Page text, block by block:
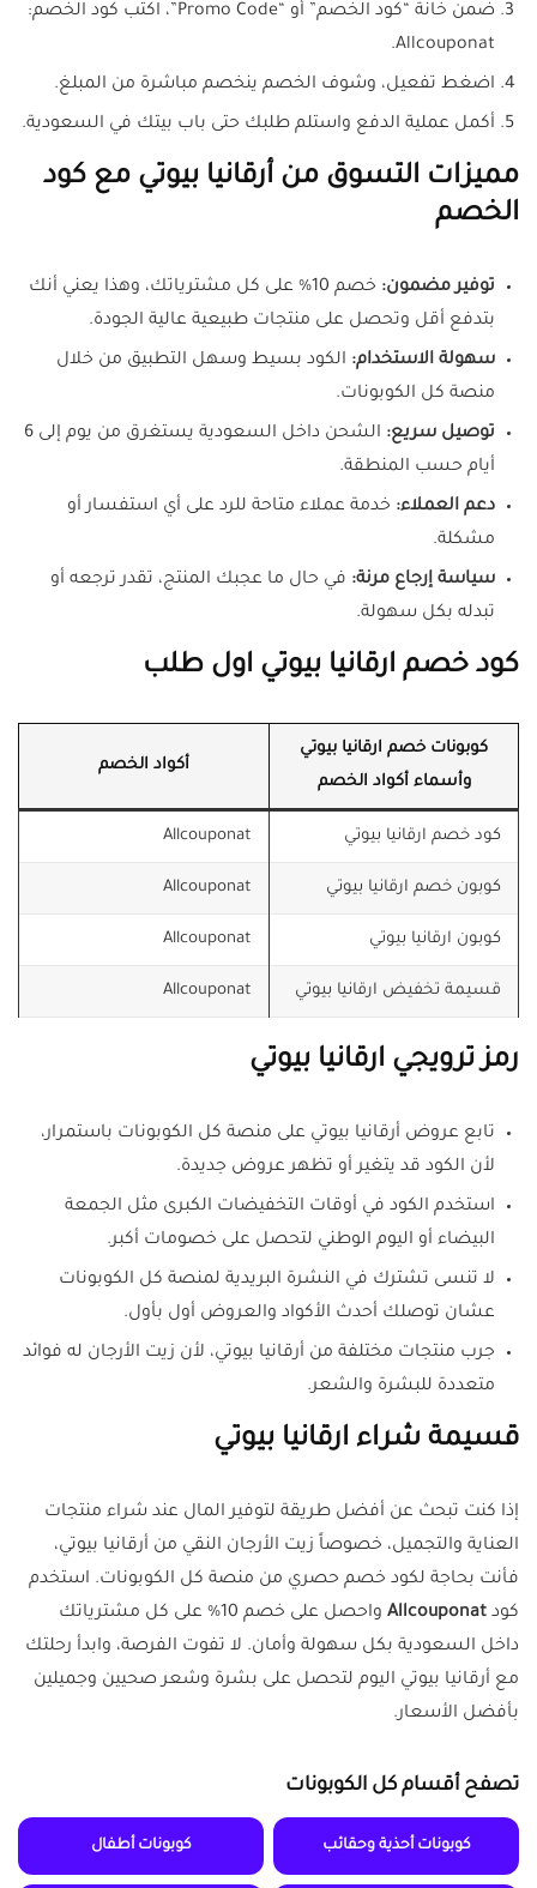
ضمن خانة “كود الخصم” أو “Promo Code”، اكتب كود الخصم:
Allcouponat.
اضغط تفعيل، وشوف الخصم ينخصم مباشرة من المبلغ.
أكمل عملية الدفع واستلم طلبك حتى باب بيتك في السعودية.
مميزات التسوق من أرقانيا بيوتي مع كود
الخصم
توفير مضمون:
خصم 10% على كل مشترياتك، وهذا يعني أنك
بتدفع أقل وتحصل على منتجات طبيعية عالية الجودة.
سهولة الاستخدام: الكود بسيط وسهل التطبيق من خلال
منصة كل الكوبونات.
توصيل سريع:
الشحن داخل السعودية يستغرق من يوم إلى 6
أيام حسب المنطقة.
دعم العملاء: خدمة عملاء متاحة للرد على أي استفسار أو
مشكلة.
سياسة إرجاع مرنة: في حال ما عجبك المنتج، تقدر ترجعه أو
تبدله بكل سهولة.
كود خصم ارقانيا بيوتي اول طلب
كوبونات خصم ارقانيا بيوتي
وأسماء أكواد الخصم
أكواد الخصم
كود خصم ارقانيا بيوتي Allcouponat
كوبون خصم ارقانيا بيوتي Allcouponat
كوبون ارقانيا بيوتي Allcouponat
قسيمة تخفيض ارقانيا بيوتي Allcouponat
رمز ترويجي ارقانيا بيوتي
تابع عروض أرقانيا بيوتي على منصة كل الكوبونات باستمرار،
لأن الكود قد يتغير أو تظهر عروض جديدة.
استخدم الكود في أوقات التخفيضات الكبرى مثل الجمعة
البيضاء أو اليوم الوطني لتحصل على خصومات أكبر.
لا تنسى تشترك في النشرة البريدية لمنصة كل الكوبونات
عشان توصلك أحدث الأكواد والعروض أول بأول.
جرب منتجات مختلفة من أرقانيا بيوتي، لأن زيت الأرجان له فوائد
متعددة للبشرة والشعر.
قسيمة شراء ارقانيا بيوتي
إذا كنت تبحث عن أفضل طريقة لتوفير المال عند شراء منتجات
العناية والتجميل، خصوصاً زيت الأرجان النقي من أرقانيا بيوتي،
فأنت بحاجة لكود خصم حصري من منصة كل الكوبونات. استخدم
كود Allcouponat
واحصل على خصم 10% على كل مشترياتك
داخل السعودية بكل سهولة وأمان. لا تفوت الفرصة، وابدأ رحلتك
مع أرقانيا بيوتي اليوم لتحصل على بشرة وشعر صحيين وجميلين
بأفضل الأسعار.
تصفح أقسام كل الكوبونات
كوبونات أحذية وحقائب كوبونات أطفال